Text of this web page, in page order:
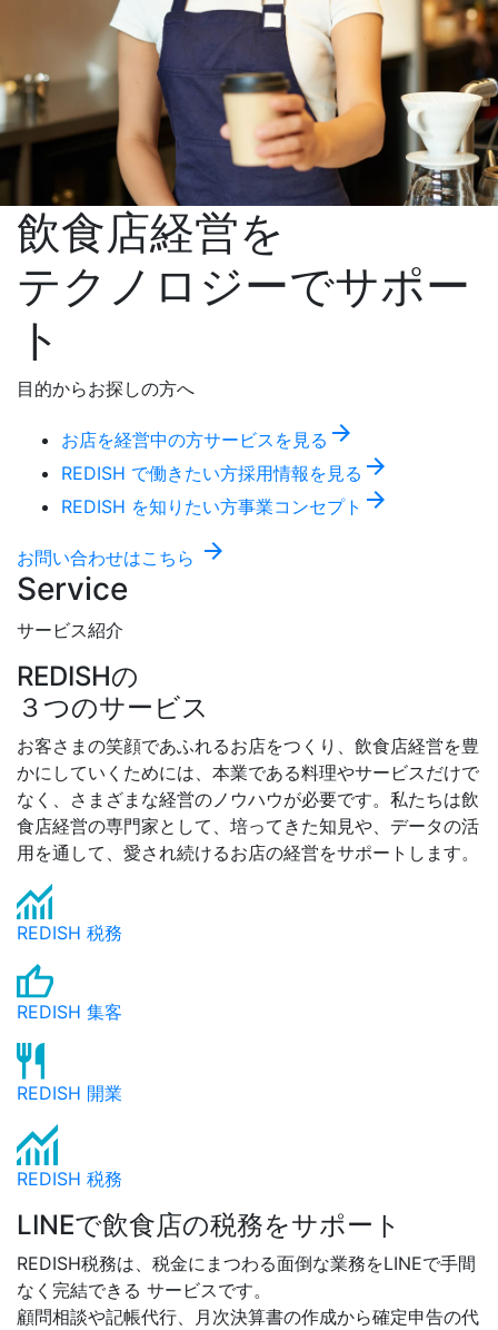
飲食店経営を
テクノロジーでサポー
ト
目的からお探しの方へ
お店を経営中の方サービスを見る arrow_forward
REDISH で働きたい方採用情報を見る arrow_forward
REDISH を知りたい方事業コンセプト arrow_forward
お問い合わせはこちら arrow_forward
Service
サービス紹介
REDISHの
３つのサービス
お客さまの笑顔であふれるお店をつくり、飲食店経営を豊
かにしていくためには、本業である料理やサービスだけで
なく、さまざまな経営のノウハウが必要です。私たちは飲
食店経営の専門家として、培ってきた知見や、データの活
用を通して、愛され続けるお店の経営をサポートします。
REDISH 税務
REDISH 集客
REDISH 開業
REDISH 税務
LINEで飲食店の税務をサポート
REDISH税務は、税金にまつわる面倒な業務をLINEで手間
なく完結できる サービスです。
顧問相談や記帳代行、月次決算書の作成から確定申告の代